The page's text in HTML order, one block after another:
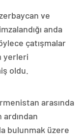
ve
anda
çatışmalar
yerleri
oldu.
arasında
ardından
bulunmak üzere